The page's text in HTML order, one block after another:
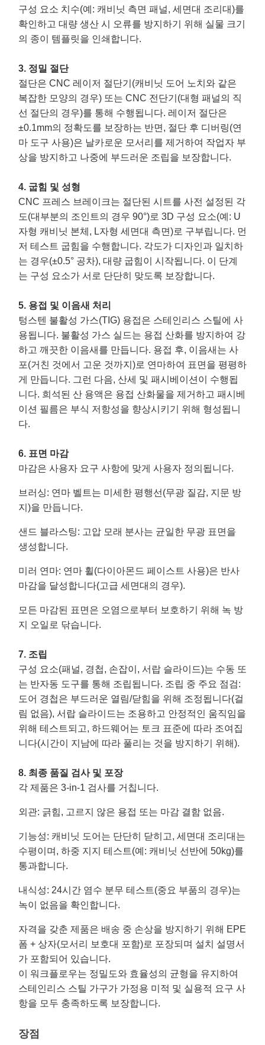
구성 요소 치수(예: 캐비닛 측면 패널, 세면대 조리대)를
확인하고 대량 생산 시 오류를 방지하기 위해 실물 크기
의 종이 템플릿을 인쇄합니다.
3. 정밀 절단
절단은 CNC 레이저 절단기(캐비닛 도어 노치와 같은
복잡한 모양의 경우) 또는 CNC 전단기(대형 패널의 직
선 절단의 경우)를 통해 수행됩니다. 레이저 절단은
±0.1mm의 정확도를 보장하는 반면, 절단 후 디버링(연
마 도구 사용)은 날카로운 모서리를 제거하여 작업자 부
상을 방지하고 나중에 부드러운 조립을 보장합니다.
4. 굽힘 및 성형
CNC 프레스 브레이크는 절단된 시트를 사전 설정된 각
도(대부분의 조인트의 경우 90°)로 3D 구성 요소(예: U
자형 캐비닛 본체, L자형 세면대 측면)로 구부립니다. 먼
저 테스트 굽힘을 수행합니다. 각도가 디자인과 일치하
는 경우(±0.5° 공차), 대량 굽힘이 시작됩니다. 이 단계
는 구성 요소가 서로 단단히 맞도록 보장합니다.
5. 용접 및 이음새 처리
텅스텐 불활성 가스(TIG) 용접은 스테인리스 스틸에 사
용됩니다. 불활성 가스 실드는 용접 산화를 방지하여 강
하고 깨끗한 이음새를 만듭니다. 용접 후, 이음새는 사
포(거친 것에서 고운 것까지)로 연마하여 표면을 평평하
게 만듭니다. 그런 다음, 산세 및 패시베이션이 수행됩
니다. 희석된 산 용액은 용접 산화물을 제거하고 패시베
이션 필름은 부식 저항성을 향상시키기 위해 형성됩니
다.
6. 표면 마감
마감은 사용자 요구 사항에 맞게 사용자 정의됩니다.
브러싱: 연마 벨트는 미세한 평행선(무광 질감, 지문 방
지)을 만듭니다.
샌드 블라스팅: 고압 모래 분사는 균일한 무광 표면을
생성합니다.
미러 연마: 연마 휠(다이아몬드 페이스트 사용)은 반사
마감을 달성합니다(고급 세면대의 경우).
모든 마감된 표면은 오염으로부터 보호하기 위해 녹 방
지 오일로 닦습니다.
7. 조립
구성 요소(패널, 경첩, 손잡이, 서랍 슬라이드)는 수동 또
는 반자동 도구를 통해 조립됩니다. 조립 중 주요 점검:
도어 경첩은 부드러운 열림/닫힘을 위해 조정됩니다(걸
림 없음), 서랍 슬라이드는 조용하고 안정적인 움직임을
위해 테스트되고, 하드웨어는 토크 표준에 따라 조여집
니다(시간이 지남에 따라 풀리는 것을 방지하기 위해).
8. 최종 품질 검사 및 포장
각 제품은 3-in-1 검사를 거칩니다.
외관: 긁힘, 고르지 않은 용접 또는 마감 결함 없음.
기능성: 캐비닛 도어는 단단히 닫히고, 세면대 조리대는
수평이며, 하중 지지 테스트(예: 캐비닛 선반에 50kg)를
통과합니다.
내식성: 24시간 염수 분무 테스트(중요 부품의 경우)는
녹이 없음을 확인합니다.
자격을 갖춘 제품은 배송 중 손상을 방지하기 위해 EPE
폼 + 상자(모서리 보호대 포함)로 포장되며 설치 설명서
가 포함되어 있습니다.
이 워크플로우는 정밀도와 효율성의 균형을 유지하여
스테인리스 스틸 가구가 가정용 미적 및 실용적 요구 사
항을 모두 충족하도록 보장합니다.
장점